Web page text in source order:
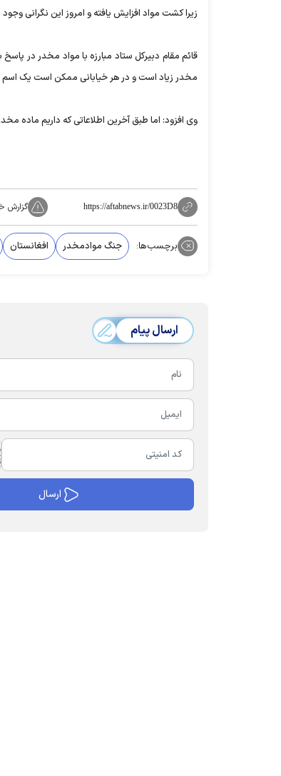
زیرا کشت مواد افزایش یافته و امروز این نگرانی وجود
قائم مقام دبیرکل ستاد مبارزه با مواد مخدر در
مخدر زیاد است و در هر خیابانی ممکن است یک اسم
وی افزود: اما طبق آخرین اطلاعاتی که داریم ماده
https://aftabnews.ir/0023D8 گزارش
برچسب‌ها: جنگ موادمخدر افغانستان
ارسال پیام